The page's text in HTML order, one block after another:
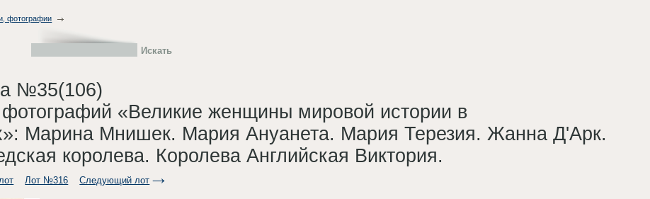
фотографии
№35(106)
«Великие женщины мировой истории в
Марина Мнишек. Мария Ануанета. Мария Терезия. Жанна Д'Арк.
королева. Королева Английская Виктория.
Лот №316 Следующий лот